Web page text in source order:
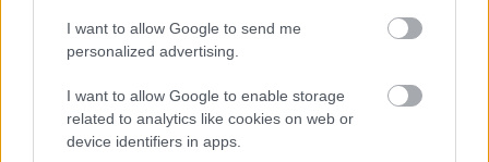
I want to allow Google to send me
personalized advertising.
I want to allow Google to enable storage
related to analytics like cookies on web or
device identifiers in apps.
Milyen veszélyek fenyegetik a "civil zöld"
szervezetek által Magyarországot?!
Cukorfalat nagyszemű állatkák eszik
egymást